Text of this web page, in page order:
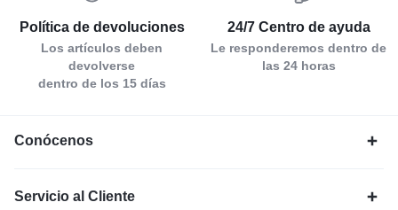
Política de devoluciones
Los artículos deben
devolverse
dentro de los 15 días
24/7 Centro de ayuda
Le responderemos dentro de
las 24 horas
Conócenos
Servicio al Cliente